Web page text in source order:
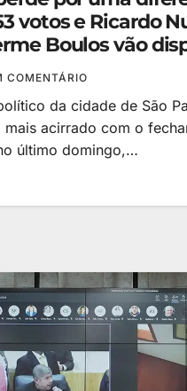
votos e Ricardo
Boulos vão
em São Paulo
COMENTÁRIO
da cidade de São
acirrado com o
último domingo,…